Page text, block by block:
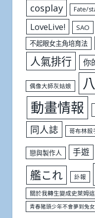
cosplay Fate/
LoveLive! SAO
不起眼女主角培育法
人氣排行 你
偶像大師灰姑娘
動畫情報
同人誌 哥布林殺
戀與製作人 手遊
艦これ 訃報
關於我轉生變成史萊姆
青春豬頭少年不會夢到兔